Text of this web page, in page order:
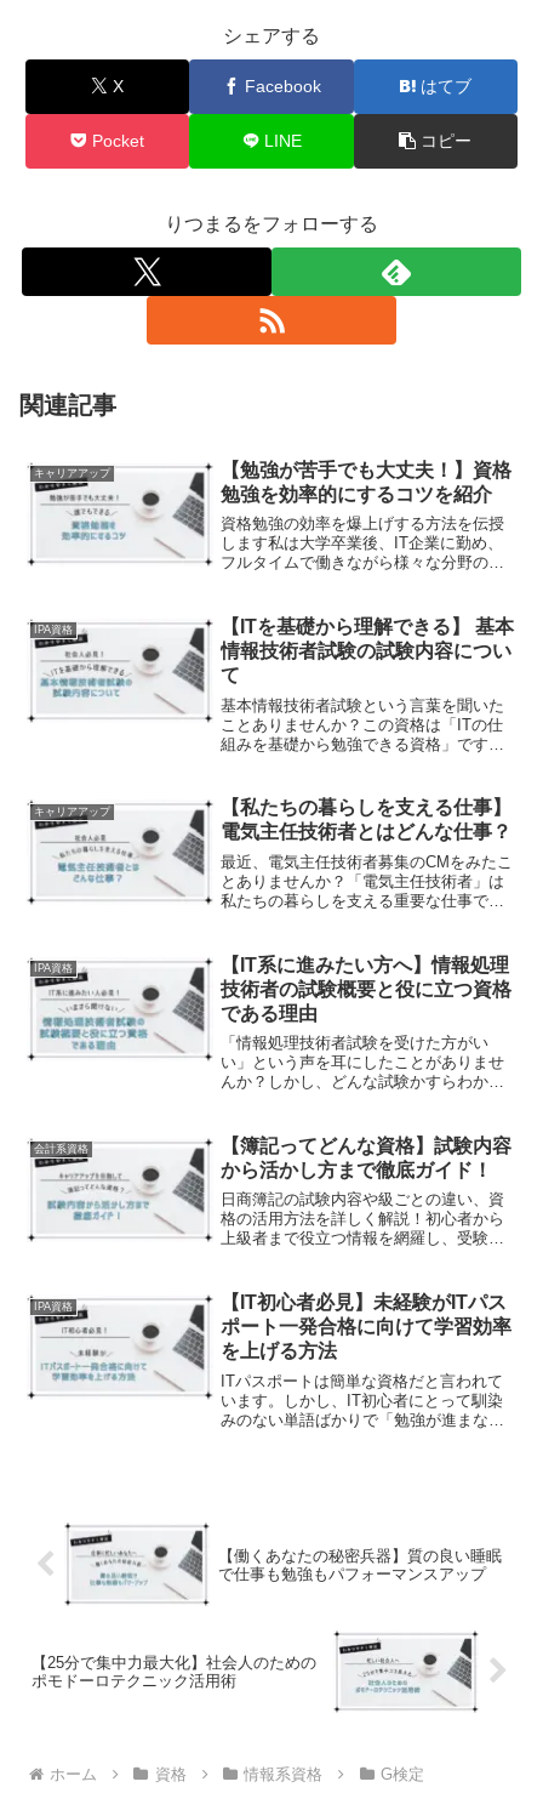
シェアする
X Facebook はてブ
Pocket LINE コピー
りつまるをフォローする
関連記事
キャリアアップ
【勉強が苦手でも大丈夫！】資格
勉強を効率的にするコツを紹介
資格勉強の効率を爆上げする方法を伝授
します私は大学卒業後、IT企業に勤め、
フルタイムで働きながら様々な分野の資
でしたが、慣れない範囲の文系資格も取
得しました。こういった様々な経験を基
に、「勉強効率を爆上げする方法」を記
事でまとめました！
IPA資格
【ITを基礎から理解できる】 基本
情報技術者試験の試験内容につい
て
基本情報技術者試験という言葉を聞いた
ことありませんか？この資格は「ITの仕
組みを基礎から勉強できる資格」です。
ブログやSNSで見かける「基本情報技術
者試験はスキップして応用情報からチャ
レンジした方が良い」という意見につい
て、基本情報技術者試験と応用情報技術
者試験の両方を受けてどちらも合格した
立場で解説します。
キャリアアップ
【私たちの暮らしを支える仕事】
電気主任技術者とはどんな仕事？
最近、電気主任技術者募集のCMをみたこ
とありませんか？「電気主任技術者」は
私たちの暮らしを支える重要な仕事で
電気系の資格は、今後需要が高まってい
く分野です。この記事では「電気主任技
術者」についてまとめました！
IPA資格
【IT系に進みたい方へ】情報処理
技術者の試験概要と役に立つ資格
である理由
「情報処理技術者試験を受けた方がい
い」という声を耳にしたことがありませ
んか？しかし、どんな試験かすらわから
つ資格なのか」不安ですよね。その不安
を払拭できるように、情報処理技術者試
験が「どのような試験か」「どう役に立
つのか」についてまとめました。
会計系資格
【簿記ってどんな資格】試験内容
から活かし方まで徹底ガイド！
日商簿記の試験内容や級ごとの違い、資
格の活用方法を詳しく解説！初心者から
上級者まで役立つ情報を網羅し、受験を
う！
IPA資格
【IT初心者必見】未経験がITパス
ポート一発合格に向けて学習効率
を上げる方法
ITパスポートは簡単な資格だと言われて
います。しかし、IT初心者にとって馴染
みのない単語ばかりで「勉強が進まな
【働くあなたの秘密兵器】質の良い睡眠
で仕事も勉強もパフォーマンスアップ
【25分で集中力最大化】社会人のための
ポモドーロテクニック活用術
ホーム 資格 情報系資格 G検定